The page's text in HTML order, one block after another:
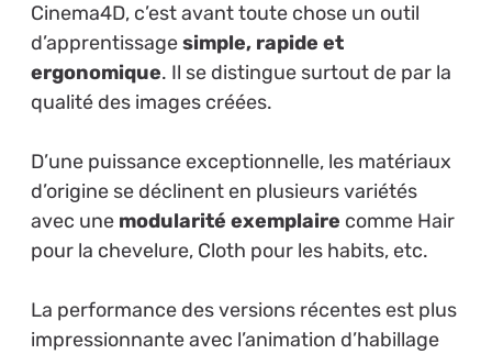
Cinema4D, c’est avant toute chose un outil
d’apprentissagesimple, rapide et
ergonomique. Il se distingue surtout de par la
qualité des images créées.
D’une puissance exceptionnelle, les matériaux
d’origine se déclinent en plusieurs variétés
avec une modularité exemplaire comme Hair
pour la chevelure, Cloth pour les habits, etc.
La performance des versions récentes est plus
impressionnante avec l’animation d’habillage